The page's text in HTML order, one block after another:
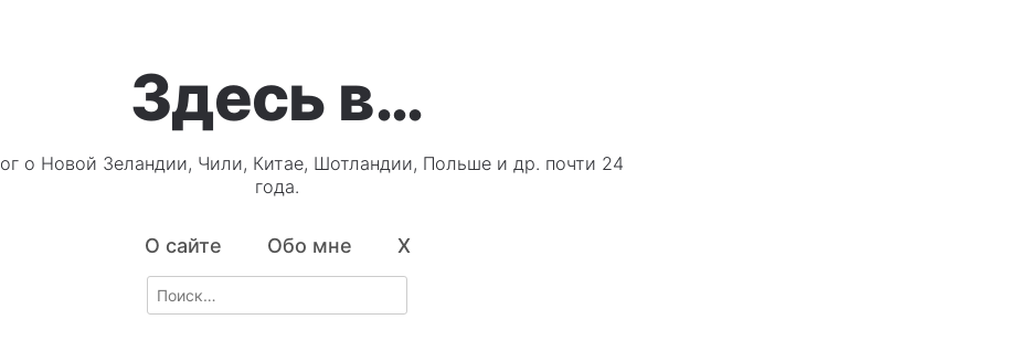
Здесь в…
о Новой Зеландии, Чили, Китае, Шотландии, Польше и др. почти 24
года.
О сайте Обо мне X
Search
for: